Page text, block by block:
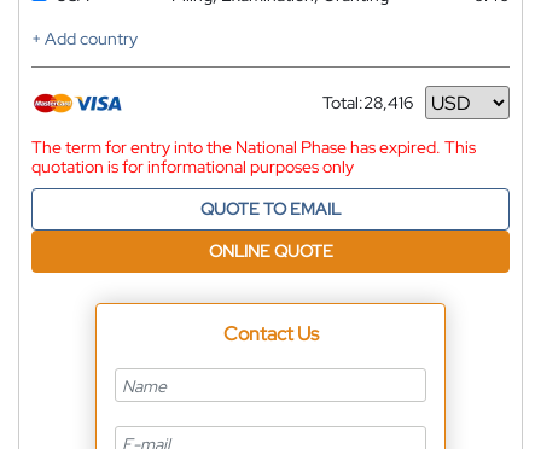
+ Add country
Total:28,416
Currency
The term for entry into the National Phase has expired. This
quotation is for informational purposes only
QUOTE TO EMAIL
ONLINE QUOTE
Contact Us